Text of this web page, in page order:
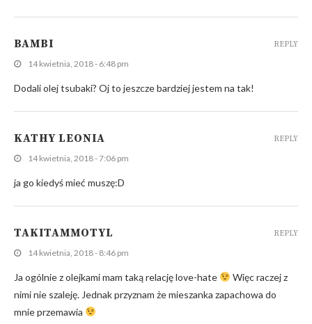
BAMBI
14 kwietnia, 2018 - 6:48 pm
Dodali olej tsubaki? Oj to jeszcze bardziej jestem na tak!
REPLY
KATHY LEONIA
14 kwietnia, 2018 - 7:06 pm
ja go kiedyś mieć muszę:D
REPLY
TAKITAMMOTYL
14 kwietnia, 2018 - 8:46 pm
Ja ogólnie z olejkami mam taką relację love-hate
Więc raczej z
nimi nie szaleję. Jednak przyznam że mieszanka zapachowa do
mnie przemawia
REPLY